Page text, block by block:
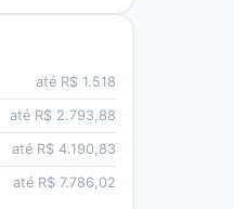
até R$ 1.518
até R$ 2.793,88
até R$ 4.190,83
até R$ 7.786,02